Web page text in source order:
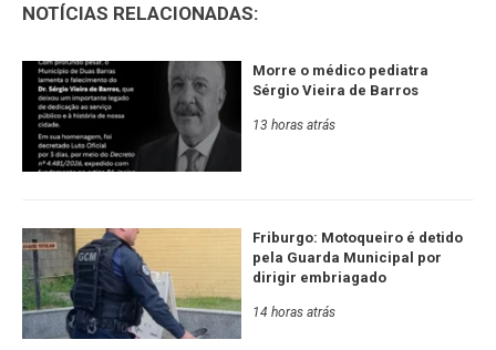
NOTÍCIAS RELACIONADAS:
Morre o médico pediatra
Sérgio Vieira de Barros
13 horas atrás
Friburgo: Motoqueiro é detido
pela Guarda Municipal por
dirigir embriagado
14 horas atrás